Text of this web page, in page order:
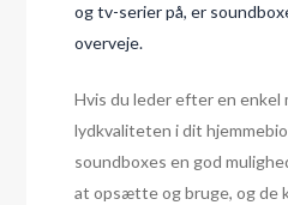
og tv-serier på, er
overveje.
Hvis du leder efter en enkel
lydkvaliteten i dit
soundboxes en god
at opsætte og bruge, og de